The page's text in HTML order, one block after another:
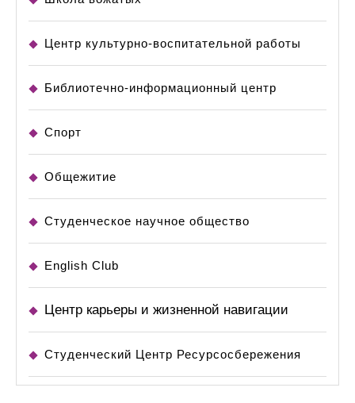
Центр культурно-воспитательной работы
Библиотечно-информационный центр
Спорт
Общежитие
Студенческое научное общество
English Club
Центр карьеры и жизненной навигации
Студенческий Центр Ресурсосбережения